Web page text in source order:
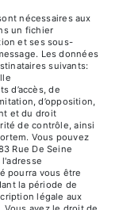
nécessaires aux
un fichier
et ses sous-
Les données
suivants:
d’accès, de
d’opposition,
et du droit
de contrôle, ainsi
Vous pouvez
Rue De Seine
pourra vous être
la période de
légale aux